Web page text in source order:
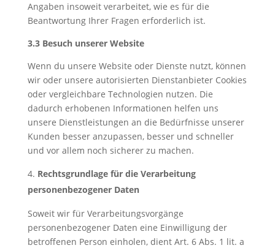
Angaben insoweit verarbeitet, wie es für die
Beantwortung Ihrer Fragen erforderlich ist.
3.3 Besuch unserer Website
Wenn du unsere Website oder Dienste nutzt, können
wir oder unsere autorisierten Dienstanbieter Cookies
oder vergleichbare Technologien nutzen. Die
dadurch erhobenen Informationen helfen uns
unsere Dienstleistungen an die Bedürfnisse unserer
Kunden besser anzupassen, besser und schneller
und vor allem noch sicherer zu machen.
Rechtsgrundlage für die Verarbeitung
personenbezogener Daten
Soweit wir für Verarbeitungsvorgänge
personenbezogener Daten eine Einwilligung der
betroffenen Person einholen, dient Art. 6 Abs. 1 lit. a